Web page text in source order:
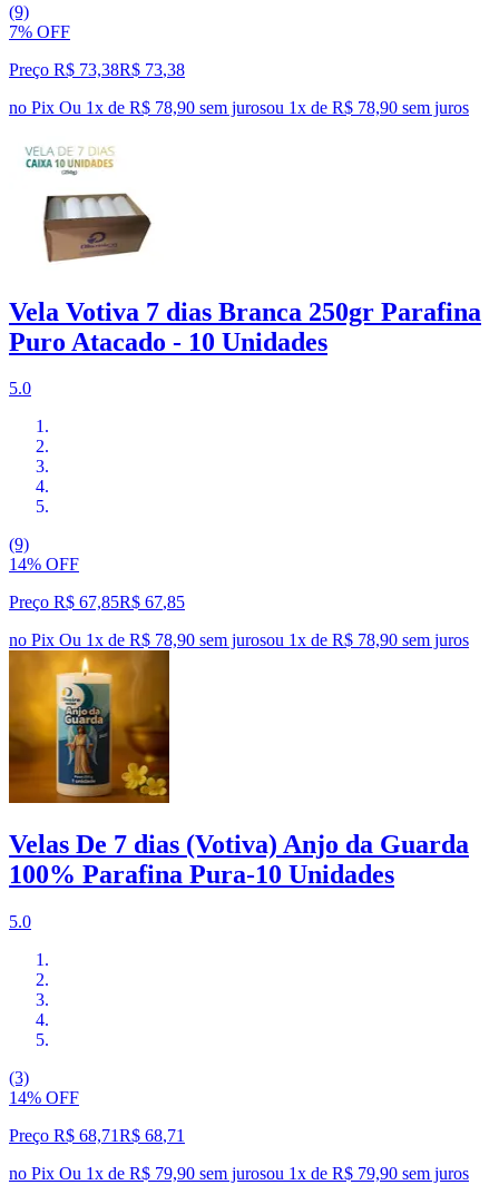
(9)
7% OFF
Preço R$ 73,38R$ 73,38
no Pix Ou 1x de R$ 78,90 sem jurosou 1x de R$ 78,90 sem juros
Vela Votiva 7 dias Branca 250gr Parafina
Puro Atacado - 10 Unidades
5.0
(9)
14% OFF
Preço R$ 67,85R$ 67,85
no Pix Ou 1x de R$ 78,90 sem jurosou 1x de R$ 78,90 sem juros
Velas De 7 dias (Votiva) Anjo da Guarda
100% Parafina Pura-10 Unidades
5.0
(3)
14% OFF
Preço R$ 68,71R$ 68,71
no Pix Ou 1x de R$ 79,90 sem jurosou 1x de R$ 79,90 sem juros